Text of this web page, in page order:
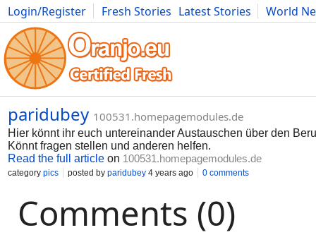
Login/Register Fresh Stories Latest Stories
World
Movies Anime Music Art Cars Advice Science
paridubey 100531.homepagemodules.de
Hier könnt ihr euch untereinander Austauschen über den
Könnt fragen stellen und anderen helfen.
Read the full article on 100531.homepagemodules.de
category pics posted by paridubey 4 years ago 0 comments
Comments (0)